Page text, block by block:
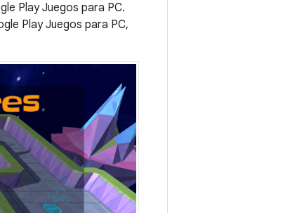
Play Juegos para PC.
Play Juegos para PC,